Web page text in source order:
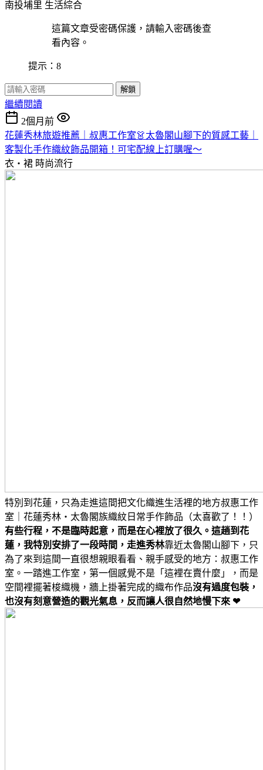
南投埔里 生活綜合
這篇文章受密碼保護，請輸入密碼後查
看內容。
提示：8
解鎖
繼續閱讀
2個月前
花蓮秀林旅遊推薦｜叔惠工作室👗太魯閣山腳下的質感工藝｜
客製化手作織紋飾品開箱！可宅配線上訂購喔～
衣・裙 時尚流行
特別到花蓮，只為走進這間把文化織進生活裡的地方叔惠工作
室｜花蓮秀林・太魯閣族織紋日常手作飾品（太喜歡了！！）
有些行程，不是臨時起意，而是在心裡放了很久。這趟到花
蓮，我特別安排了一段時間，走進秀林靠近太魯閣山腳下，只
為了來到這間一直很想親眼看看、親手感受的地方：叔惠工作
室。一踏進工作室，第一個感覺不是「這裡在賣什麼」，而是
空間裡擺著梭織機，牆上掛著完成的織布作品沒有過度包裝，
也沒有刻意營造的觀光氣息，反而讓人很自然地慢下來 ❤